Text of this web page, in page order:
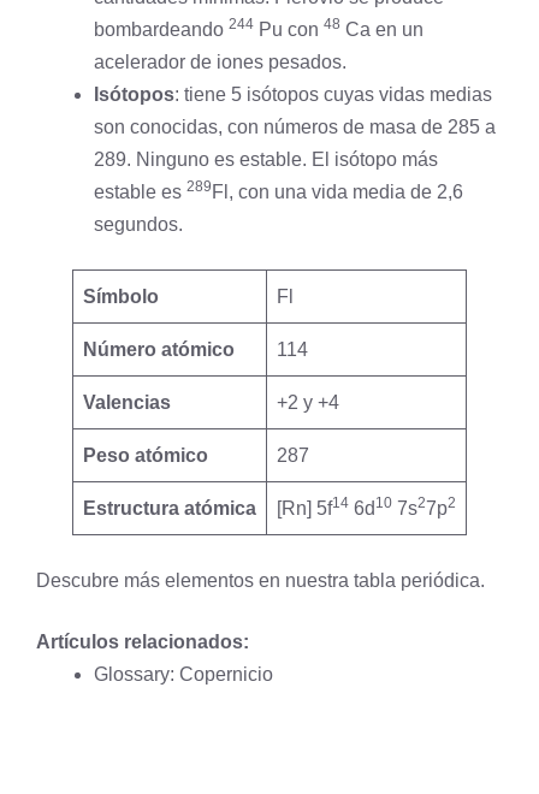
bombardeando 244 Pu con 48 Ca en un
acelerador de iones pesados.
Isótopos: tiene 5 isótopos cuyas vidas medias
son conocidas, con números de masa de 285 a
289. Ninguno es estable. El isótopo más
estable es 289 Fl, con una vida media de 2,6
segundos.
Símbolo Fl
Número atómico 114
Valencias +2 y +4
Peso atómico 287
Estructura atómica [Rn] 5f14 6d 10 7s27p2
Descubre más elementos en nuestra tabla periódica.
Artículos relacionados:
Glossary: Copernicio